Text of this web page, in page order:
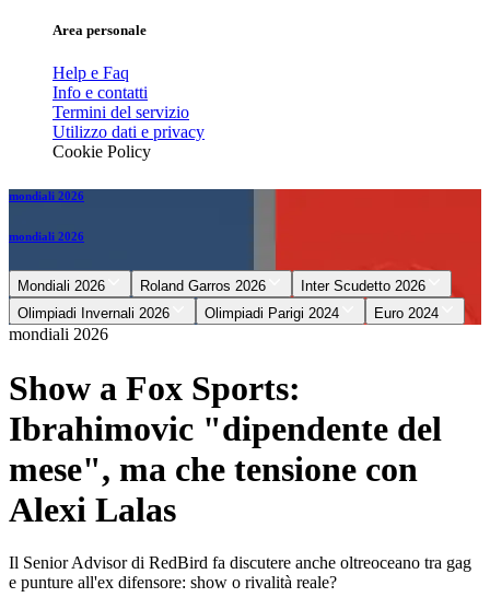
Area personale
Help e Faq
Info e contatti
Termini del servizio
Utilizzo dati e privacy
Cookie Policy
mondiali 2026
mondiali 2026
Mondiali 2026 Roland Garros 2026
Inter Scudetto 2026
Olimpiadi Invernali 2026
Olimpiadi Parigi 2024 Euro 2024
mondiali 2026
Show a Fox Sports:
Ibrahimovic "dipendente del
mese", ma che tensione con
Alexi Lalas
Il Senior Advisor di RedBird fa discutere anche oltreoceano tra gag
e punture all'ex difensore: show o rivalità reale?